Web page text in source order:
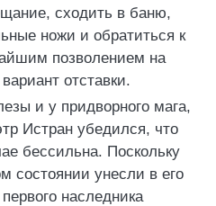
сходить в баню,
ножи и обратиться к
позволением на
отставки.
и у придворного мага,
Истран убедился, что
бессильна. Поскольку
состоянии унесли в его
наследника